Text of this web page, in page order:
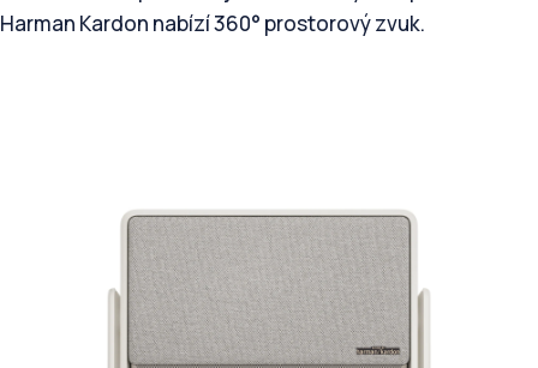
Harman Kardon nabízí 360° prostorový zvuk.